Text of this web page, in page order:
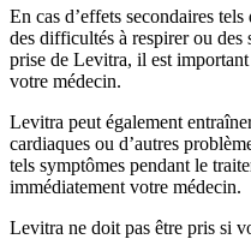
En cas d’effets secondaires
des difficultés à respirer ou des
prise de Levitra, il est
votre médecin.
Levitra peut également
cardiaques ou d’autres
tels symptômes pendant le
immédiatement votre médecin.
Levitra ne doit pas être pris si